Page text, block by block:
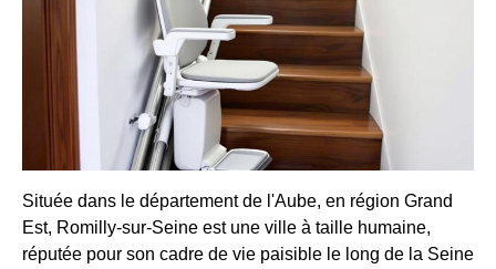
Située dans le département de l'Aube, en région Grand
Est, Romilly-sur-Seine est une ville à taille humaine,
réputée pour son cadre de vie paisible le long de la Seine